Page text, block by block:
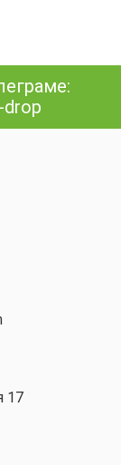
drop
17